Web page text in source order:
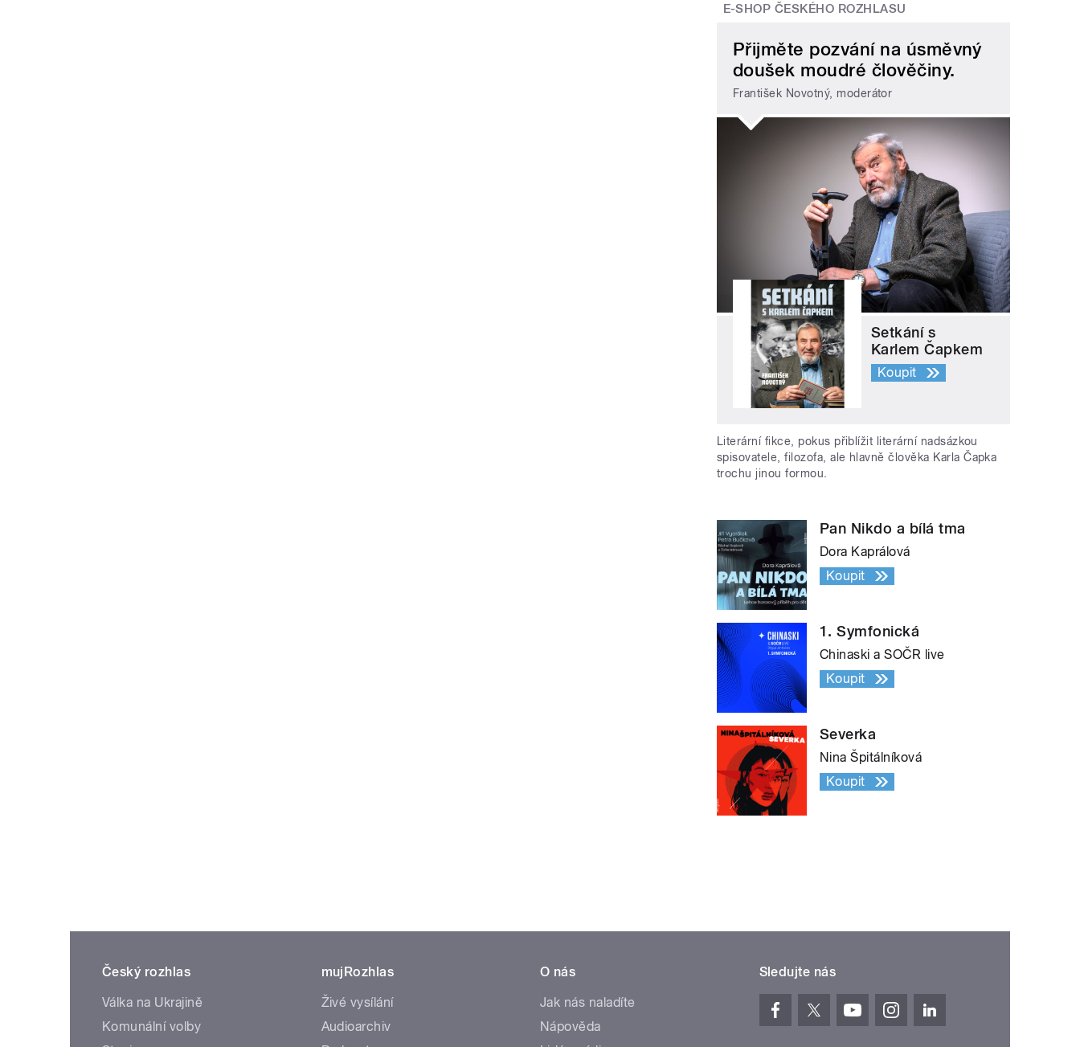
E-SHOP ČESKÉHO ROZHLASU
Přijměte pozvání na úsměvný
doušek moudré člověčiny.
František Novotný, moderátor
Setkání s
Karlem Čapkem
Koupit
Literární fikce, pokus přiblížit literární nadsázkou
spisovatele, filozofa, ale hlavně člověka Karla Čapka
trochu jinou formou.
Pan Nikdo a bílá tma
Dora Kaprálová
Koupit
1. Symfonická
Chinaski a SOČR live
Koupit
Severka
Nina Špitálníková
Koupit
Český rozhlas
Válka na Ukrajině
Komunální volby
mujRozhlas
Živé vysílání
Audioarchiv
O nás
Jak nás naladíte
Nápověda
Sledujte nás